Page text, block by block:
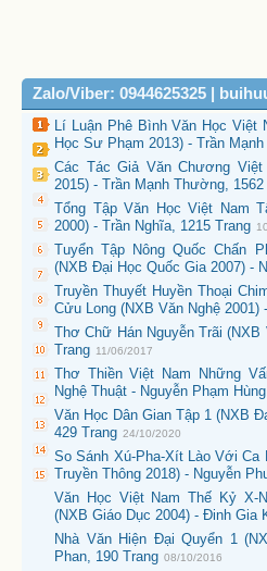
Zalo/Viber: 0944625325 |
Lí Luận Phê Bình Văn Học Việt
Học Sư Phạm 2013) - Trần Mạnh
Các Tác Giả Văn Chương
2015) - Trần Mạnh Thường, 1562
Tổng Tập Văn Học Việt Nam
2000) - Trần Nghĩa, 1215 Trang
Tuyển Tập Nông Quốc Chấn
(NXB Đại Học Quốc Gia 2007) -
Truyền Thuyết Huyền Thoại
Cửu Long (NXB Văn Nghệ 2001)
Thơ Chữ Hán Nguyễn Trãi (NXB
Trang 11/06/2017
Thơ Thiền Việt Nam Những
Nghệ Thuật - Nguyễn Phạm
Văn Học Dân Gian Tập 1 (NXB
429 Trang 24/10/2020
So Sánh Xú-Pha-Xít Lào Với Ca
Truyền Thông 2018) - Nguyễn
Văn Học Việt Nam Thế Kỷ
(NXB Giáo Dục 2004) - Đinh Gia
Nhà Văn Hiện Đại Quyển 1
Phan, 190 Trang 08/10/2016